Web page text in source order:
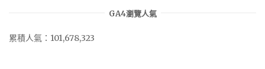
GA4瀏覽人氣
累積人氣：101,678,323